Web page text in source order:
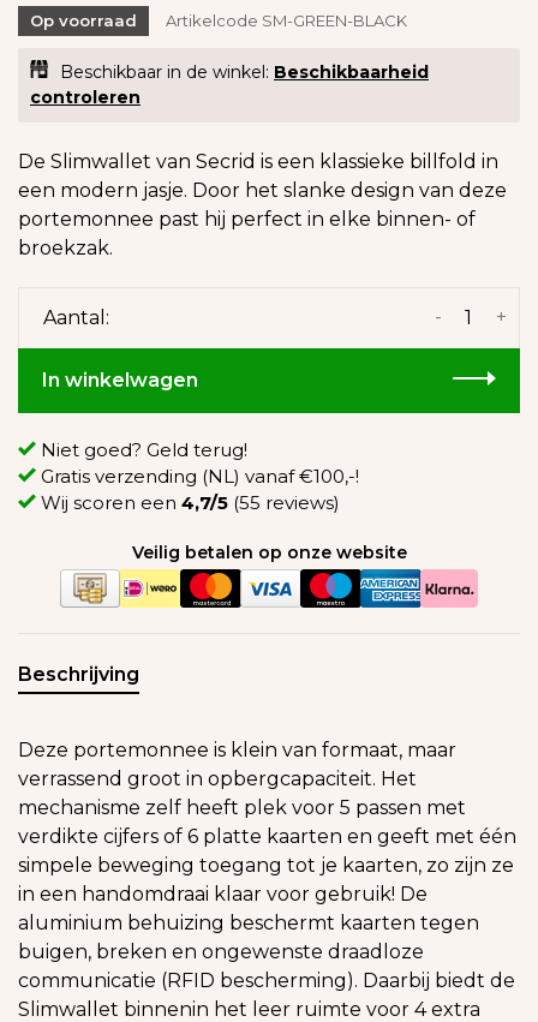
Op voorraad Artikelcode SM-GREEN-BLACK
Beschikbaar in de winkel: Beschikbaarheid
controleren
De Slimwallet van Secrid is een klassieke billfold in
een modern jasje. Door het slanke design van deze
portemonnee past hij perfect in elke binnen- of
broekzak.
Aantal: +
-
In winkelwagen
Niet goed? Geld terug!
Gratis verzending (NL) vanaf €100,-!
Wij scoren een 4,7/5 (55 reviews)
Veilig betalen op onze website
Beschrijving
Deze portemonnee is klein van formaat, maar
verrassend groot in opbergcapaciteit. Het
mechanisme zelf heeft plek voor 5 passen met
verdikte cijfers of 6 platte kaarten en geeft met één
simpele beweging toegang tot je kaarten, zo zijn ze
in een handomdraai klaar voor gebruik! De
aluminium behuizing beschermt kaarten tegen
buigen, breken en ongewenste draadloze
communicatie (RFID bescherming). Daarbij biedt de
Slimwallet binnenin het leer ruimte voor 4 extra